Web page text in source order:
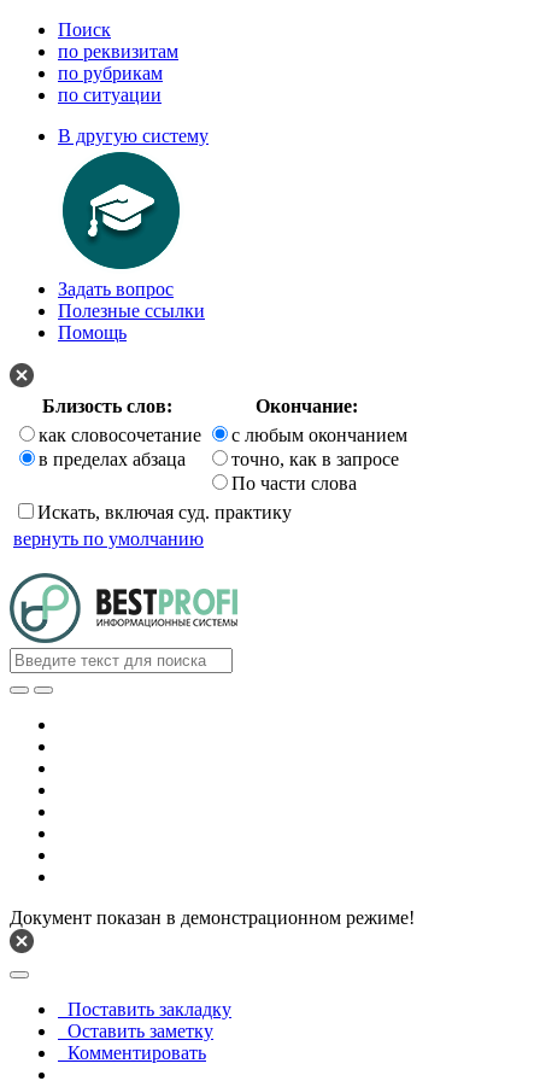
Поиск
по реквизитам
по рубрикам
по ситуации
В другую систему
Задать вопрос
Полезные ссылки
Помощь
Близость слов:
Окончание:
как словосочетание
в пределах абзаца
с любым окончанием
точно, как в запросе
По части слова
Искать, включая суд. практику
вернуть по умолчанию
Документ показан в демонстрационном режиме!
Поставить закладку
Оставить заметку
Комментировать